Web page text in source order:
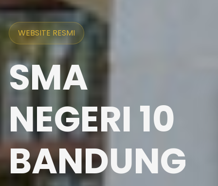
WEBSITE RESMI
SMA
NEGERI 10
BANDUNG